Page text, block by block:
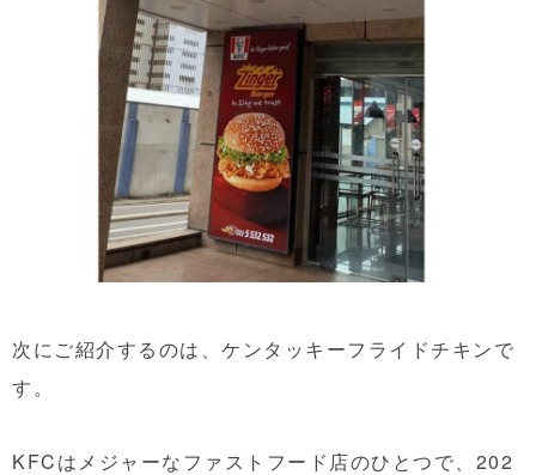
次にご紹介するのは、ケンタッキーフライドチキンで
す。
KFCはメジャーなファストフード店のひとつで、202